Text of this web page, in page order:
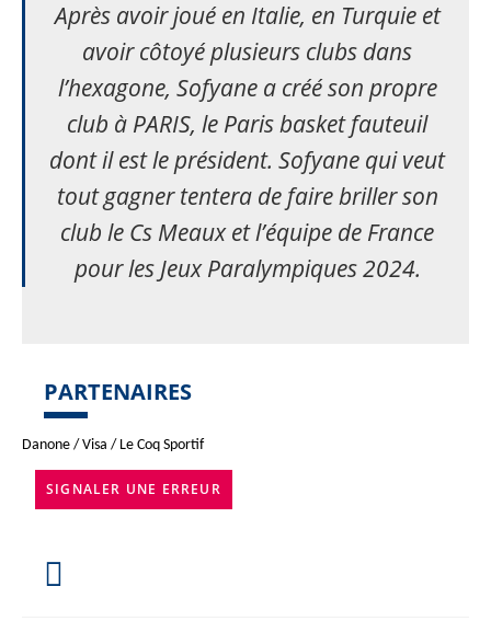
Après avoir joué en Italie, en Turquie et
avoir côtoyé plusieurs clubs dans
l’hexagone, Sofyane a créé son propre
club à PARIS, le Paris basket fauteuil
dont il est le président. Sofyane qui veut
tout gagner tentera de faire briller son
club le Cs Meaux et l’équipe de France
pour les Jeux Paralympiques 2024.
PARTENAIRES
Danone / Visa / Le Coq Sportif
SIGNALER UNE ERREUR